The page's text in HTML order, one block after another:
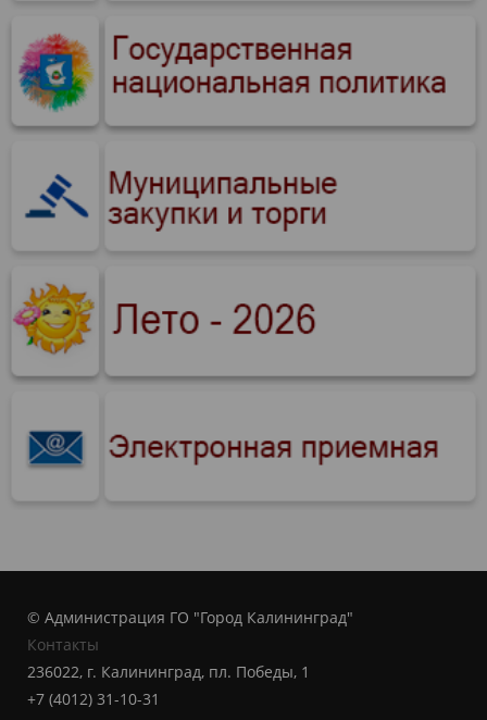
© Администрация ГО "Город Калининград"
Контакты
236022, г. Калининград, пл. Победы, 1
+7 (4012) 31-10-31